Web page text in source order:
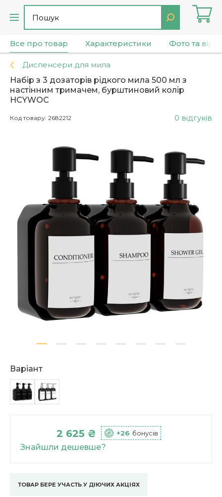
Все про товар Характеристики Фото та
Диспенсери для мила
Набір з 3 дозаторів рідкого мила 500 мл з
настінним тримачем, бурштиновий колір
HCYWOC
0 відгуків
Код товару: 2682212
Варіант
2 625 ₴ +26 бонусів
Знайшли дешевше?
ТОВАР БЕРЕ УЧАСТЬ У ДІЮЧИХ АКЦІЯХ